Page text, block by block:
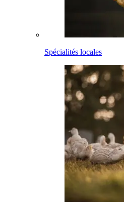
Spécialités locales